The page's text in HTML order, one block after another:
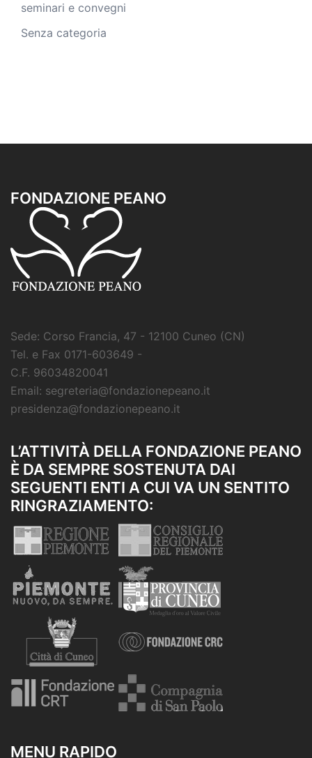
seminari e convegni
Senza categoria
FONDAZIONE PEANO
Sede: Corso Francia, 47 - 12100 Cuneo (CN)
Tel. e Fax 0171-603649 -
C.F. 96034820041
Email: segreteria@fondazionepeano.it
presidenza@fondazionepeano.it
L’ATTIVITÀ DELLA FONDAZIONE PEANO
È DA SEMPRE SOSTENUTA DAI
SEGUENTI ENTI A CUI VA UN SENTITO
RINGRAZIAMENTO:
MENU RAPIDO